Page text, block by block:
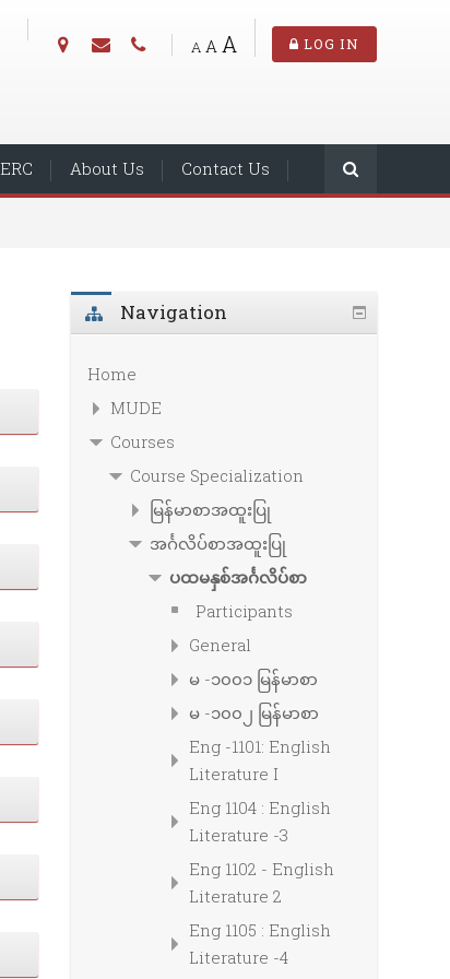
LOG IN
A A A
ERC About Us Contact Us
Navigation
Home
MUDE
Courses
Course Specialization
မြန်မာစာအထူးပြု
အင်္ဂလိပ်စာအထူးပြု
ပထမနှစ်အင်္ဂလိပ်စာ
Participants
General
မ -၁၀၀၁ မြန်မာစာ
မ -၁၀၀၂ မြန်မာစာ
Eng -1101: English
Literature I
Eng 1104 : English
Literature -3
Eng 1102 - English
Literature 2
Eng 1105 : English
Literature -4